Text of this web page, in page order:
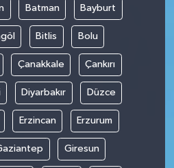
Batman Bayburt
Bitlis Bolu
Çanakkale Çankırı
Diyarbakır Düzce
Erzincan Erzurum
Giresun